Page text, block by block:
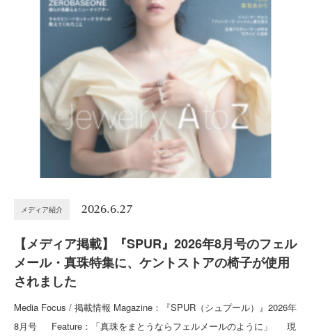
メディア紹介 2026.6.27
【メディア掲載】『SPUR』2026年8月号のフェル
メール・真珠特集に、ケントストアの椅子が使用
されました
Media Focus / 掲載情報 Magazine：『SPUR（シュプール）』2026年
8月号 Feature：「真珠をまとうならフェルメールのように」 現